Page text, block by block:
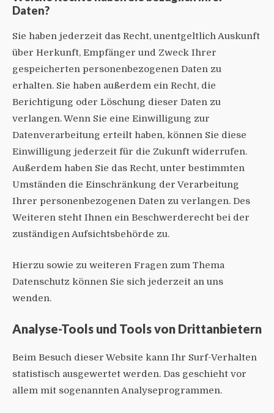
Daten?
Sie haben jederzeit das Recht, unentgeltlich Auskunft
über Herkunft, Empfänger und Zweck Ihrer
gespeicherten personenbezogenen Daten zu
erhalten. Sie haben außerdem ein Recht, die
Berichtigung oder Löschung dieser Daten zu
verlangen. Wenn Sie eine Einwilligung zur
Datenverarbeitung erteilt haben, können Sie diese
Einwilligung jederzeit für die Zukunft widerrufen.
Außerdem haben Sie das Recht, unter bestimmten
Umständen die Einschränkung der Verarbeitung
Ihrer personenbezogenen Daten zu verlangen. Des
Weiteren steht Ihnen ein Beschwerderecht bei der
zuständigen Aufsichtsbehörde zu.
Hierzu sowie zu weiteren Fragen zum Thema
Datenschutz können Sie sich jederzeit an uns
wenden.
Analyse-Tools und Tools von Dritt­anbietern
Beim Besuch dieser Website kann Ihr Surf-Verhalten
statistisch ausgewertet werden. Das geschieht vor
allem mit sogenannten Analyseprogrammen.